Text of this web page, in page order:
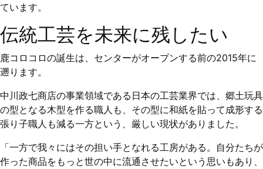
ています。
伝統工芸を未来に残したい
鹿コロコロの誕生は、センターがオープンする前の2015年に
遡ります。
中川政七商店の事業領域である日本の工芸業界では、郷土玩具
の型となる木型を作る職人も、その型に和紙を貼って成形する
張り子職人も減る一方という、厳しい現状がありました。
「一方で我々にはその担い手となれる工房がある。自分たちが
作った商品をもっと世の中に流通させたいという思いもあり、